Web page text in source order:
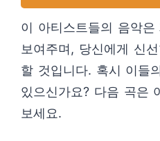
이 아티스트들의 음악
보여주며, 당신에게 신
할 것입니다. 혹시 이들
있으신가요? 다음 곡은
보세요.